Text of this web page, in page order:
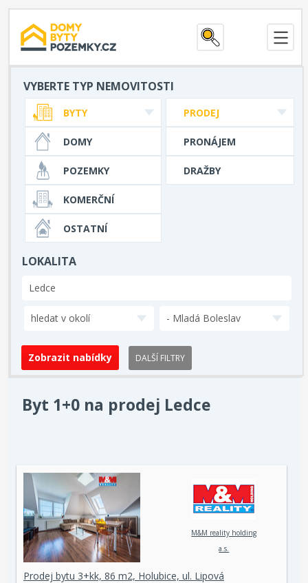
VYBERTE TYP NEMOVITOSTI
PRODEJ
PRONÁJEM
DRAŽBY
BYTY
DOMY
POZEMKY
KOMERČNÍ
OSTATNÍ
LOKALITA
hledat v okolí - Mladá Boleslav
DALŠÍ FILTRY
Byt 1+0 na prodej Ledce
M&M reality holding
a.s.
Prodej bytu 3+kk, 86 m2, Holubice, ul. Lipová